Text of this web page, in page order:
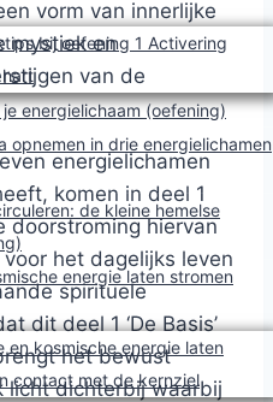
bij oefening 1 Activering
energielichaam (oefening)
opnemen in drie energielichamen
de kleine hemelse
energie laten stromen
en kosmische energie laten
contact met de kernziel
vorm van innerlijke
mystiek en
van de
energielichamen
komen in deel 1
doorstroming hiervan
het dagelijks leven
spirituele
dit deel 1 ‘De Basis’
het bewust
licht dichterbij waarbij